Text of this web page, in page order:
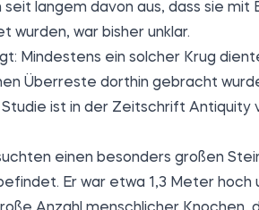
langem davon aus, dass sie
wurden, war bisher unklar.
Mindestens ein solcher Krug
Überreste dorthin gebracht
ist in der Zeitschrift Antiquity
einen besonders großen
Er war etwa 1,3 Meter